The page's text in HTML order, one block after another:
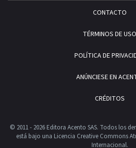
CONTACTO
TÉRMINOS DE USO
POLÍTICA DE
ANÚNCIESE EN
CRÉDITOS
© 2011 - 2026 Editora Acento SAS. Todos los
está bajo una Licencia Creative Commons
Internacional.